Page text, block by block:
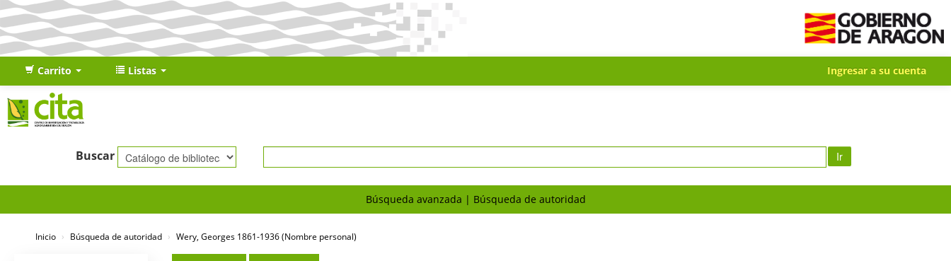
Carrito Listas Ingresar a su cuenta
Buscar Ir
Búsqueda avanzada Búsqueda de autoridad
Inicio › Búsqueda de autoridad › Wery, Georges 1861-1936 (Nombre personal)